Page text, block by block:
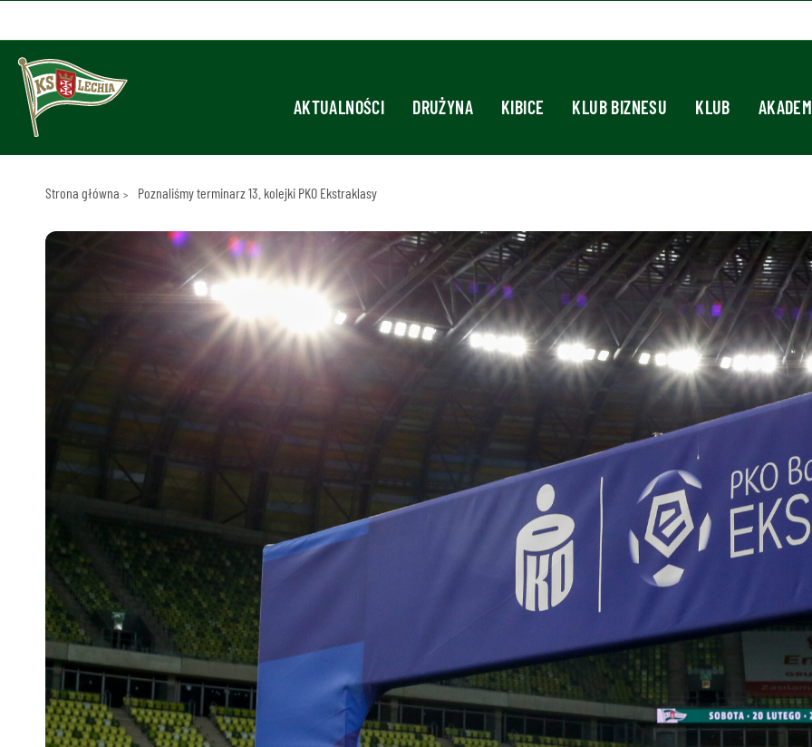
AKTUALNOŚCI DRUŻYNA KIBICE KLUB BIZNESU KLUB
Strona główna Poznaliśmy terminarz 13. kolejki PKO Ekstraklasy